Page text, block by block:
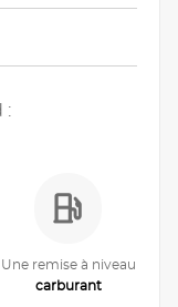
:
Une remise à niveau
carburant